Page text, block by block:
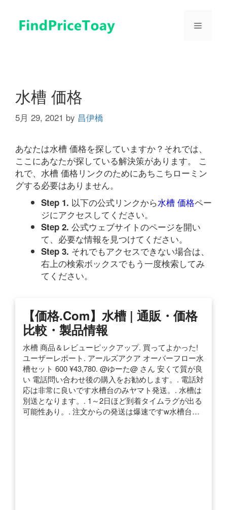
メ
水槽 価格
5月 29, 2021 by 昌伊橋
あなたは水槽 価格を探していますか？それでは、
ここにあなたが探している解決策があります。 こ
れで、水槽 価格リンクのためにあちこちローミン
グする必要はありません。
Step 1. 以下の公式リンクから水槽 価格ペー
ジにアクセスしてください。
Step 2. 公式ウェブサイトのページを開い
て、必要な情報を見つけてください。
Step 3. それでもアクセスできない場合は、
右上の検索ボックスでもう一度検索してみ
てください。
【価格.com】水槽 | 通販・価格
比較・製品情報
水槽 商品＆レビューピックアップ. 買ってよかった!
ユーザーレポート. アールズアクア オーバーフロー水
槽セット 600 ¥43,780. @ゆーた@ さん 安くて質が良
い 電話問い合わせ後の購入をお勧めします。. 電話対
応は非常に良いです水槽台のみヤマト発送。. 水槽は
別送となります。. 1～2日ほど到着タイムラグが出る
可能性あり。. 注文からの発送は爆速ですw水槽台…